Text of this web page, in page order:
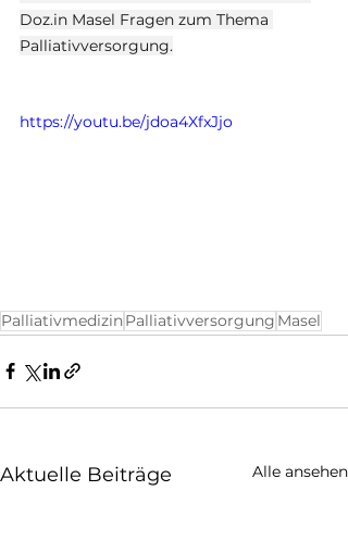
Doz.in Masel Fragen zum Thema
Palliativversorgung.
https://youtu.be/jdoa4XfxJjo
PalliativmedizinPalliativversorgung Masel
Aktuelle Beiträge Alle ansehen